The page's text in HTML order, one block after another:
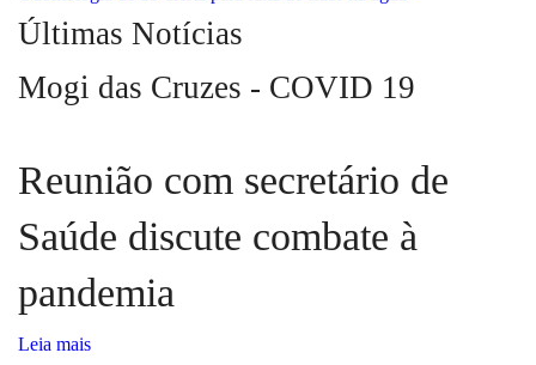
Últimas Notícias
Mogi das Cruzes - COVID 19
Reunião com secretário de
Saúde discute combate à
pandemia
Leia mais